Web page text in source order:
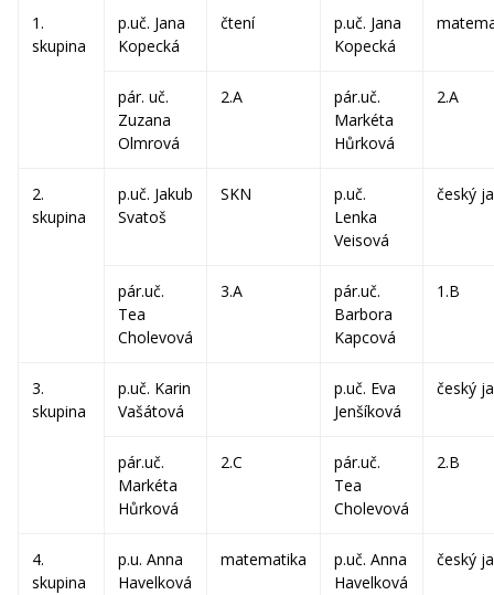
1.
skupina
p.uč. Jana
Kopecká
čtení
p.uč. Jana
Kopecká
pár. uč.
Zuzana
Olmrová
2.A
pár.uč.
Markéta
Hůrková
2.A
2.
skupina
p.uč. Jakub
Svatoš
SKN
p.uč.
Lenka
Veisová
český
pár.uč.
Tea
Cholevová
3.A
pár.uč.
Barbora
Kapcová
1.B
3.
skupina
p.uč. Karin
Vašátová
p.uč. Eva
Jenšíková
český
pár.uč.
Markéta
Hůrková
2.C
pár.uč.
Tea
Cholevová
2.B
4.
skupina
p.u. Anna
Havelková
matematika
p.uč. Anna
Havelková
český